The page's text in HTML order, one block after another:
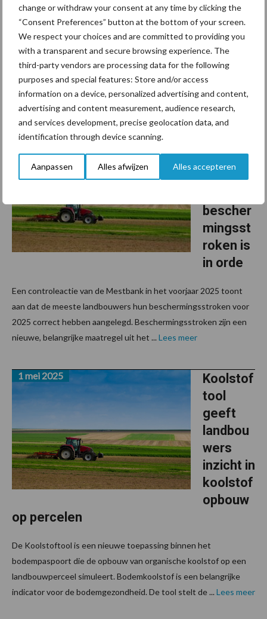
change or withdraw your consent at any time by clicking the
“Consent Preferences” button at the bottom of your screen.
We respect your choices and are committed to providing you
with a transparent and secure browsing experience. The
third-party vendors are processing data for the following
purposes and special features: Store and/or access
information on a device, personalized advertising and content,
advertising and content measurement, audience research,
and services development, precise geolocation data, and
identification through device scanning.
Aanpassen Alles afwijzen Alles accepteren
in
Roemenië
Roemenië verliest jaarlijks landbouwgrond doordat de grond
verandert in een woestijn, vooral in het district Dolj, een gebied
dat bekendstaat als de ‘Sahara van Oltenië’. Volgens de nieuwe
minister van Milieu, Diana Buzoianu, zijn ...Lees meer
gecontr
bescher
mingsst
roken is
in orde
11 augustus 2025
Een controleactie van de Mestbank in het voorjaar 2025 toont
aan dat de meeste landbouwers hun beschermingsstroken voor
2025 correct hebben aangelegd. Beschermingsstroken zijn een
nieuwe, belangrijke maatregel uit het ... Lees meer
Koolstof
tool
geeft
landbou
wers
inzicht in
koolstof
opbouw
op percelen
1 mei 2025
De Koolstoftool is een nieuwe toepassing binnen het
bodempaspoort die de opbouw van organische koolstof op een
landbouwperceel simuleert. Bodemkoolstof is een belangrijke
indicator voor de bodemgezondheid. De tool stelt de ... Lees meer